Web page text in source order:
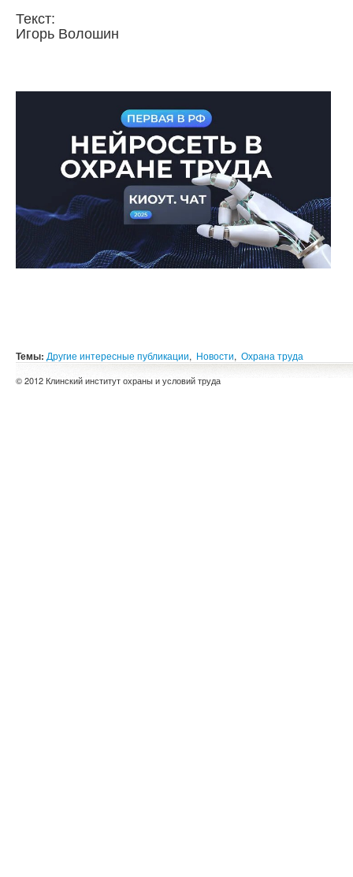
Текст:
Игорь Волошин
Темы: Другие интересные публикации, Новости, Охрана труда
© 2012 Клинский институт охраны и условий труда